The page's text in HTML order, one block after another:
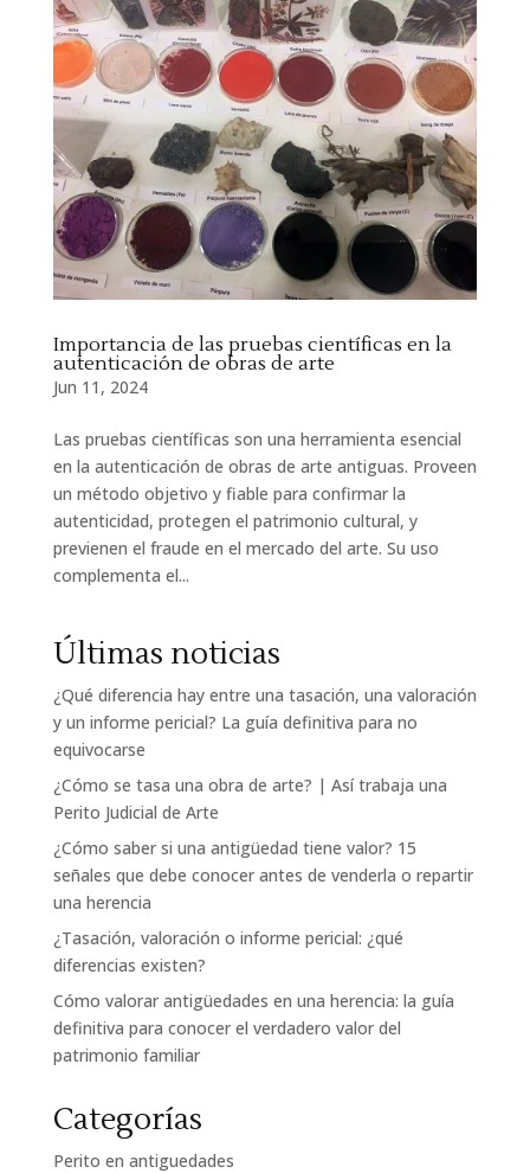
Importancia de las pruebas científicas en la
autenticación de obras de arte
Jun 11, 2024
Las pruebas científicas son una herramienta esencial
en la autenticación de obras de arte antiguas. Proveen
un método objetivo y fiable para confirmar la
autenticidad, protegen el patrimonio cultural, y
previenen el fraude en el mercado del arte. Su uso
complementa el...
Últimas noticias
¿Qué diferencia hay entre una tasación, una valoración
y un informe pericial? La guía definitiva para no
equivocarse
¿Cómo se tasa una obra de arte? | Así trabaja una
Perito Judicial de Arte
¿Cómo saber si una antigüedad tiene valor? 15
señales que debe conocer antes de venderla o repartir
una herencia
¿Tasación, valoración o informe pericial: ¿qué
diferencias existen?
Cómo valorar antigüedades en una herencia: la guía
definitiva para conocer el verdadero valor del
patrimonio familiar
Categorías
Perito en antiguedades